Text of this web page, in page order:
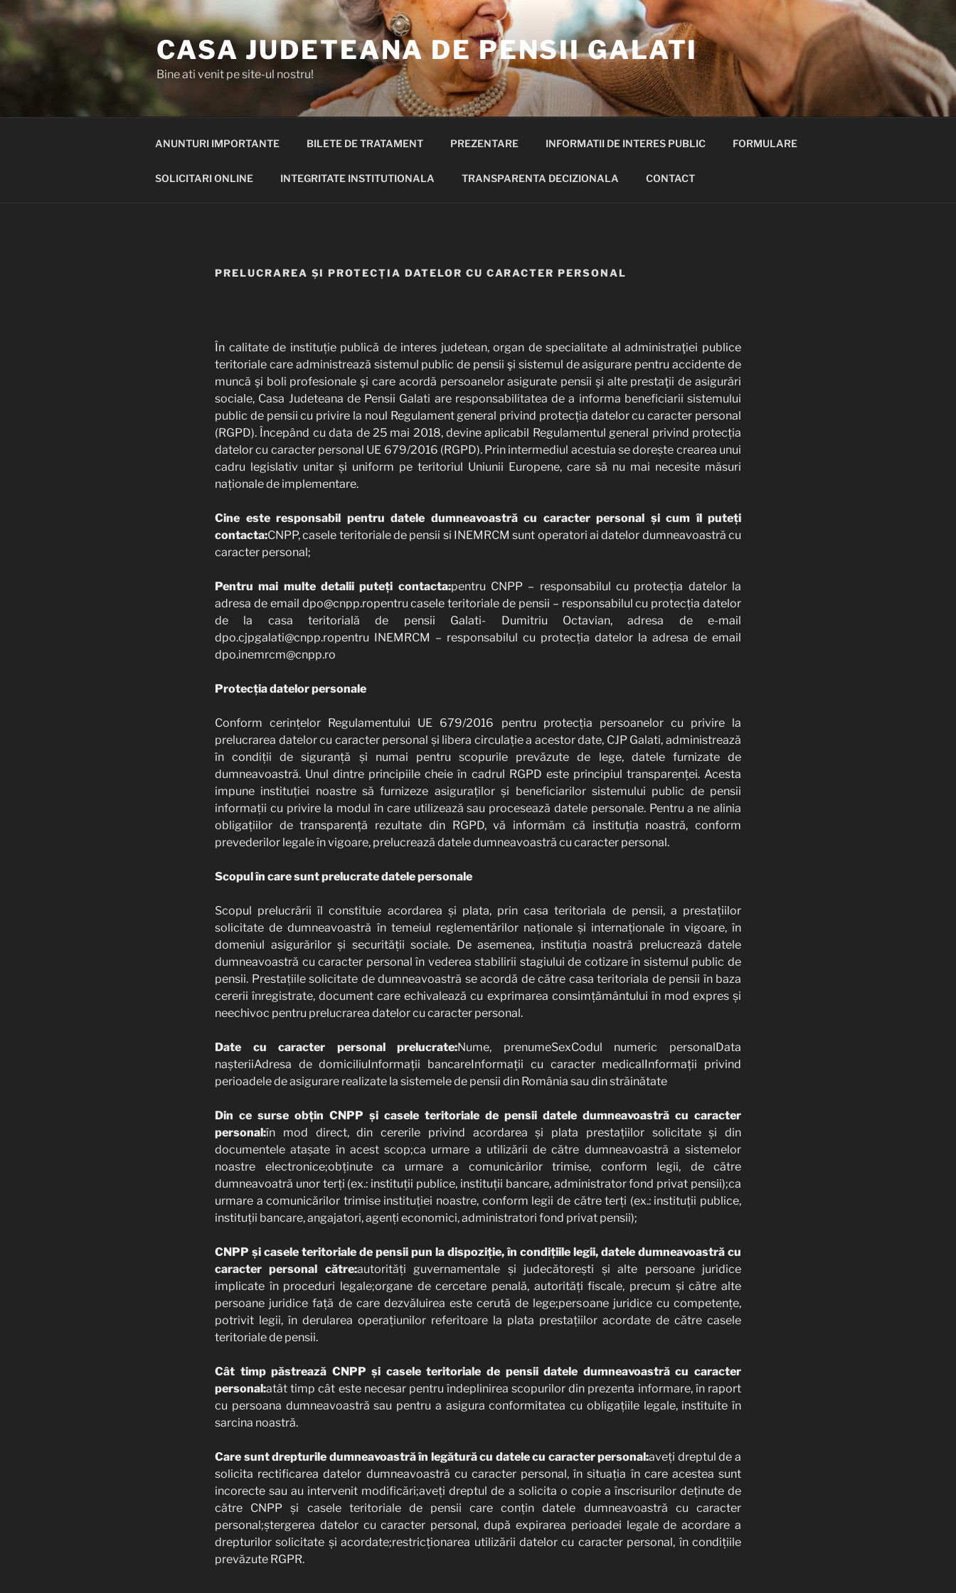
content
CASA JUDETEANA DE PENSII GALATI
Bine ati venit pe site-ul nostru!
ANUNTURI IMPORTANTE BILETE DE TRATAMENT PREZENTARE INFORMATII DE INTERES PUBLIC FORMULARE
SOLICITARI ONLINE INTEGRITATE INSTITUTIONALA TRANSPARENTA DECIZIONALA CONTACT
PRELUCRAREA ȘI PROTECȚIA DATELOR CU CARACTER PERSONAL
În calitate de instituție publică de interes judetean, organ de specialitate al administraţiei publice
teritoriale care administrează sistemul public de pensii şi sistemul de asigurare pentru accidente de
muncă şi boli profesionale şi care acordă persoanelor asigurate pensii şi alte prestaţii de asigurări
sociale, Casa Judeteana de Pensii Galati are responsabilitatea de a informa beneficiarii sistemului
public de pensii cu privire la noul Regulament general privind protecția datelor cu caracter personal
(RGPD). Începând cu data de 25 mai 2018, devine aplicabil Regulamentul general privind protecția
datelor cu caracter personal UE 679/2016 (RGPD). Prin intermediul acestuia se dorește crearea unui
cadru legislativ unitar și uniform pe teritoriul Uniunii Europene, care să nu mai necesite măsuri
naționale de implementare.
Cine este responsabil pentru datele dumneavoastră cu caracter personal și cum îl puteți
contacta:CNPP, casele teritoriale de pensii si INEMRCM sunt operatori ai datelor dumneavoastră cu
caracter personal;
Pentru mai multe detalii puteți contacta:pentru CNPP – responsabilul cu protecția datelor la
adresa de email dpo@cnpp.ropentru casele teritoriale de pensii – responsabilul cu protecția datelor
de la casa teritorială de pensii Galati- Dumitriu Octavian, adresa de e-mail
dpo.cjpgalati@cnpp.ropentru INEMRCM – responsabilul cu protecția datelor la adresa de email
dpo.inemrcm@cnpp.ro
Protecția datelor personale
Conform cerințelor Regulamentului UE 679/2016 pentru protecția persoanelor cu privire la
prelucrarea datelor cu caracter personal și libera circulație a acestor date, CJP Galati, administrează
în condiții de siguranță și numai pentru scopurile prevăzute de lege, datele furnizate de
dumneavoastră. Unul dintre principiile cheie în cadrul RGPD este principiul transparenței. Acesta
impune instituției noastre să furnizeze asiguraților și beneficiarilor sistemului public de pensii
informații cu privire la modul în care utilizează sau procesează datele personale. Pentru a ne alinia
obligațiilor de transparență rezultate din RGPD, vă informăm că instituția noastră, conform
prevederilor legale în vigoare, prelucrează datele dumneavoastră cu caracter personal.
Scopul în care sunt prelucrate datele personale
Scopul prelucrării îl constituie acordarea și plata, prin casa teritoriala de pensii, a prestațiilor
solicitate de dumneavoastră în temeiul reglementărilor naționale și internaționale în vigoare, în
domeniul asigurărilor și securității sociale. De asemenea, instituția noastră prelucrează datele
dumneavoastră cu caracter personal în vederea stabilirii stagiului de cotizare în sistemul public de
pensii. Prestațiile solicitate de dumneavoastră se acordă de către casa teritoriala de pensii în baza
cererii înregistrate, document care echivalează cu exprimarea consimțământului în mod expres și
neechivoc pentru prelucrarea datelor cu caracter personal.
Date cu caracter personal prelucrate:Nume, prenumeSexCodul numeric personalData
nașteriiAdresa de domiciliuInformații bancareInformații cu caracter medicalInformații privind
perioadele de asigurare realizate la sistemele de pensii din România sau din străinătate
Din ce surse obțin CNPP și casele teritoriale de pensii datele dumneavoastră cu caracter
personal:în mod direct, din cererile privind acordarea și plata prestațiilor solicitate și din
documentele atașate în acest scop;ca urmare a utilizării de către dumneavoastră a sistemelor
noastre electronice;obținute ca urmare a comunicărilor trimise, conform legii, de către
dumneavoatră unor terți (ex.: instituții publice, instituții bancare, administrator fond privat pensii);ca
urmare a comunicărilor trimise instituției noastre, conform legii de către terți (ex.: instituții publice,
instituții bancare, angajatori, agenți economici, administratori fond privat pensii);
CNPP și casele teritoriale de pensii pun la dispoziție, în condițiile legii, datele dumneavoastră cu
caracter personal către:autorități guvernamentale și judecătorești și alte persoane juridice
implicate în proceduri legale;organe de cercetare penală, autorități fiscale, precum și către alte
persoane juridice față de care dezvăluirea este cerută de lege;persoane juridice cu competențe,
potrivit legii, în derularea operațiunilor referitoare la plata prestațiilor acordate de către casele
teritoriale de pensii.
Cât timp păstrează CNPP și casele teritoriale de pensii datele dumneavoastră cu caracter
personal:atât timp cât este necesar pentru îndeplinirea scopurilor din prezenta informare, în raport
cu persoana dumneavoastră sau pentru a asigura conformitatea cu obligațiile legale, instituite în
sarcina noastră.
Care sunt drepturile dumneavoastră în legătură cu datele cu caracter personal:aveți dreptul de a
solicita rectificarea datelor dumneavoastră cu caracter personal, în situația în care acestea sunt
incorecte sau au intervenit modificări;aveți dreptul de a solicita o copie a înscrisurilor deținute de
către CNPP și casele teritoriale de pensii care conțin datele dumneavoastră cu caracter
personal;ștergerea datelor cu caracter personal, după expirarea perioadei legale de acordare a
drepturilor solicitate și acordate;restricționarea utilizării datelor cu caracter personal, în condițiile
prevăzute RGPR.